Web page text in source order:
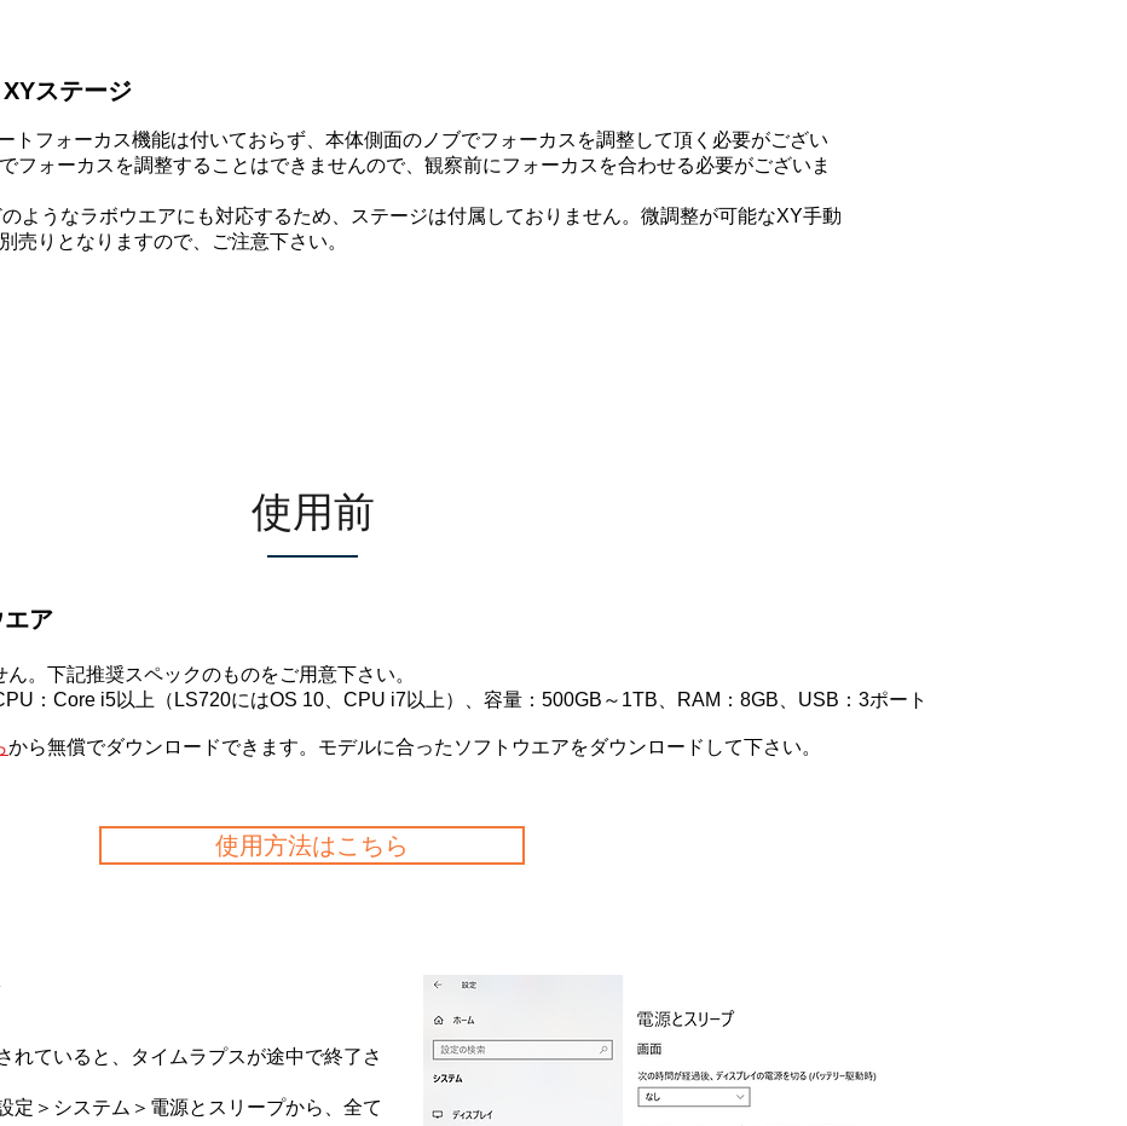
ステージ
フォーカス機能は付いておらず、本体側面のノブでフォーカスを調整して頂く必要がござい
フォーカスを調整することはできませんので、観察前にフォーカスを合わせる必要がございま
ようなラボウエアにも対応するため、ステージは付属しておりません。微調整が可能なXY手動
売りとなりますので、ご注意下さい。
使用前
ア
。下記推奨スペックのものをご用意下さい。
：Core i5以上（LS720にはOS 10、CPU i7以上）、容量：500GB～1TB、RAM：8GB、USB：3ポート
から無償でダウンロードできます。モデルに合ったソフトウエアをダウンロードして下さい。
使用方法はこちら
ていると、タイムラプスが途中で終了さ
＞システム＞電源とスリープから、全て